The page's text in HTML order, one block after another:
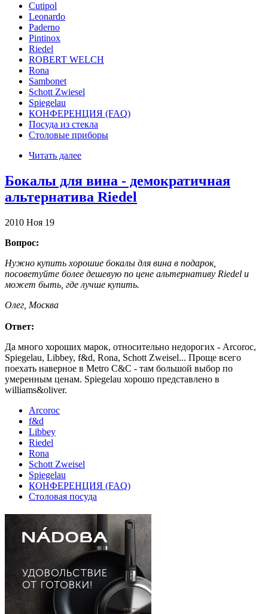
Cutipol
Leonardo
Paderno
Pintinox
Riedel
ROBERT WELCH
Rona
Sambonet
Schott Zwiesel
Spiegelau
КОНФЕРЕНЦИЯ (FAQ)
Посуда из стекла
Столовые приборы
Читать далее
Бокалы для вина - демократичная
альтернатива Riedel
2010 Ноя 19
Вопрос:
Нужно купить хорошие бокалы для вина в подарок,
посоветуйте более дешевую по цене альтернативу Riedel и
может быть, где лучше купить.
Олег, Москва
Ответ:
Да много хороших марок, относительно недорогих - Arcoroc,
Spiegelau, Libbey, f&d, Rona, Schott Zweisel... Проще всего
поехать наверное в Metro C&C - там большой выбор по
умеренным ценам. Spiegelau хорошо представлено в
williams&oliver.
Arcoroc
f&d
Libbey
Riedel
Rona
Schott Zweisel
Spiegelau
КОНФЕРЕНЦИЯ (FAQ)
Столовая посуда